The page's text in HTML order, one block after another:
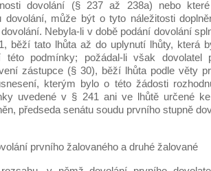
dovolání (§ 237 až 238a) nebo
dovolání, může být o tyto náležitosti
Nebyla-li v době podání dovolání
běží tato lhůta až do uplynutí lhůty, která
této podmínky; požádal-li však dovolatel
zástupce (§ 30), běží lhůta podle věty
kterým bylo o této žádosti
uvedené v § 241 ani ve lhůtě určené
předseda senátu soudu prvního stupně
prvního žalovaného a druhé žalované